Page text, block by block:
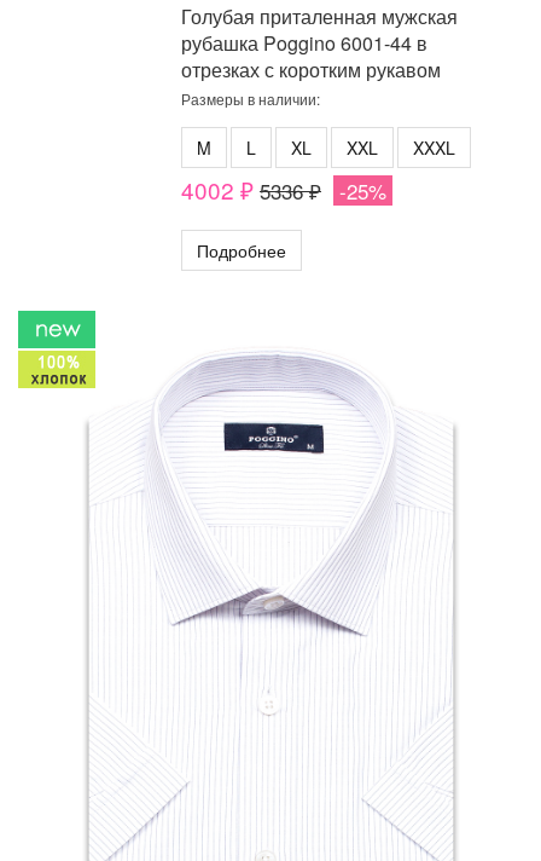
Голубая приталенная мужская
рубашка Poggino 6001-44 в
отрезках с коротким рукавом
Размеры в наличии:
M L XL XXL XXXL
4002 ₽ 5336 ₽ -25%
Подробнее